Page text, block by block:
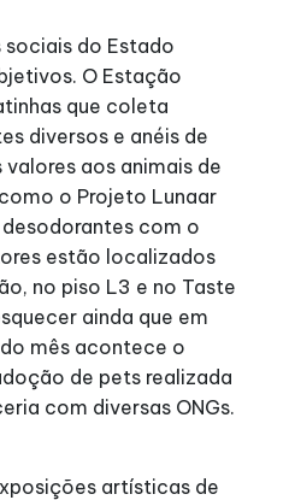
do Estado
O Estação
que coleta
diversos e anéis de
aos animais de
o Projeto Lunaar
com o
estão localizados
no piso L3 e no Taste
ainda que em
mês acontece o
de pets realizada
com diversas ONGs.
artísticas de